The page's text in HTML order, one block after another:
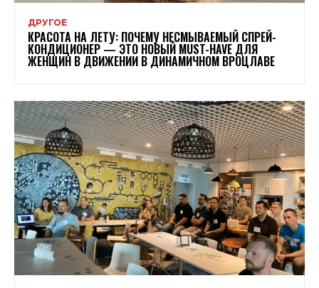
ДРУГОЕ
КРАСОТА НА ЛЕТУ: ПОЧЕМУ НЕСМЫВАЕМЫЙ СПРЕЙ-
КОНДИЦИОНЕР — ЭТО НОВЫЙ MUST-HAVE ДЛЯ
ЖЕНЩИН В ДВИЖЕНИИ В ДИНАМИЧНОМ ВРОЦЛАВЕ